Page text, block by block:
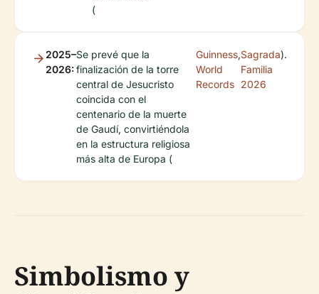
(
2025–
2026:
Se prevé que la
finalización de la torre
central de Jesucristo
coincida con el
centenario de la muerte
de Gaudí, convirtiéndola
en la estructura religiosa
más alta de Europa (
Guinness
World
Records
,Sagrada
Familia
2026
).
Simbolismo y